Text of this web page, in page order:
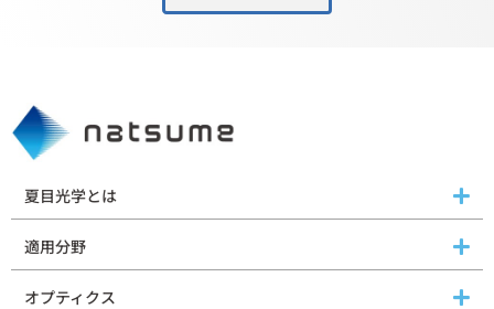
夏目光学とは
適用分野
オプティクス